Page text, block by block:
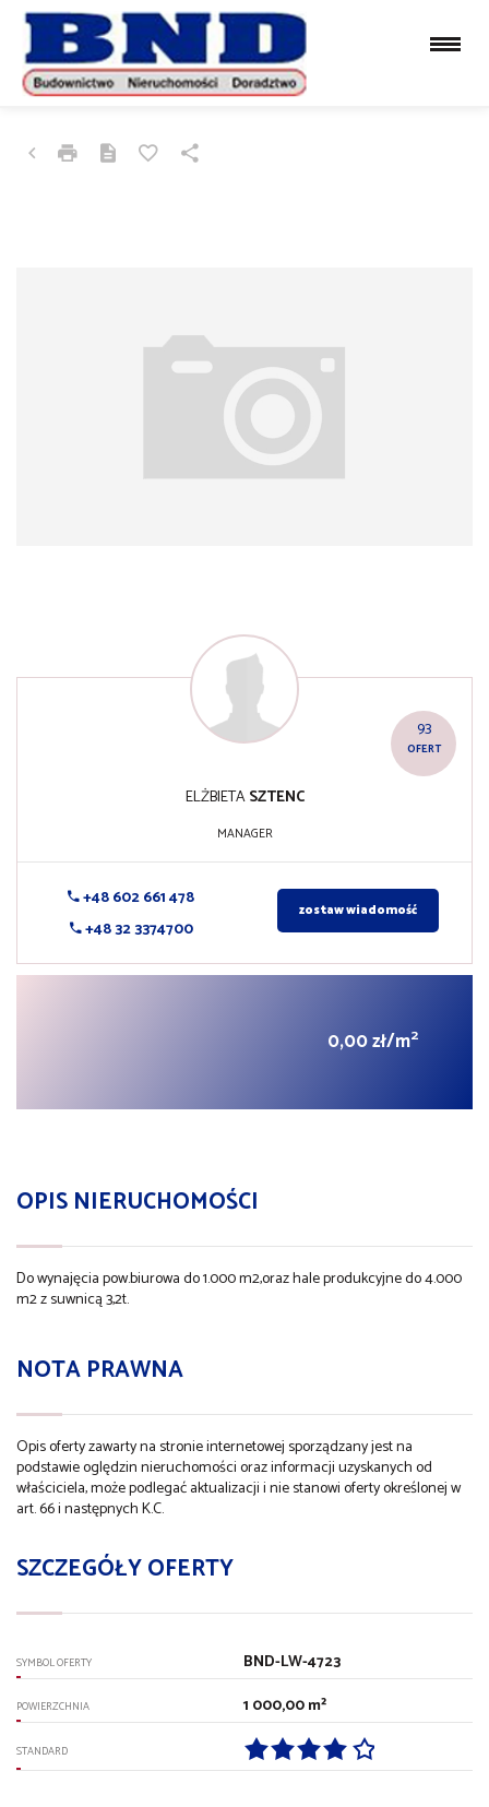
CHORZÓW
LOKAL NA WYNAJEM
93
OFERT
ELŻBIETASZTENC
MANAGER
+48 602 661 478
+48 32 3374700
zostaw wiadomość
0,00 zł/m2
OPIS NIERUCHOMOŚCI
Do wynajęcia pow.biurowa do 1.000 m2,oraz hale produkcyjne do 4.000
m2 z suwnicą 3,2t.
NOTA PRAWNA
Opis oferty zawarty na stronie internetowej sporządzany jest na
podstawie oględzin nieruchomości oraz informacji uzyskanych od
właściciela, może podlegać aktualizacji i nie stanowi oferty określonej w
art. 66 i następnych K.C.
SZCZEGÓŁY OFERTY
SYMBOL OFERTY BND-LW-4723
POWIERZCHNIA 1 000,00 m²
STANDARD